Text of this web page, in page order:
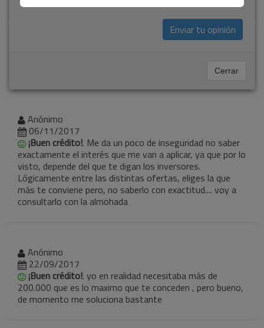
o
Cerrar
Anónimo
06/11/2017
¡Buen crédito!. Me da un poco de inseguridad no saber
exactamente el interés que me van a aplicar, ya que por lo
visto, depende del que te digan los inversores.
Lógicamente entre las distintas ofertas, eliges la que
más te conviene pero, no saberlo con exactitud.... voy a
consultarlo con la almohada
Anónimo
22/09/2017
¡Buen crédito!. yo en realidad necesitaba más de
200.000 que es lo maximo que te conceden , pero bueno,
de momento me soluciona bastante